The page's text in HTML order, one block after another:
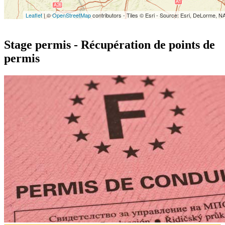
Leaflet| ©OpenStreetMapcontributors - Tiles © Esri - Source: Esri, DeLorme,
Stage permis - Récupération de points de
permis